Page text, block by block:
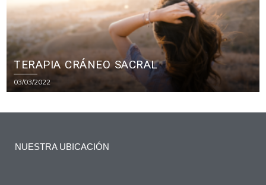
TERAPIA CRÁNEO SACRAL
03/03/2022
NUESTRA UBICACIÓN